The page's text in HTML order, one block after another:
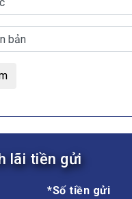
lãi tiền gửi
*Số tiền gửi